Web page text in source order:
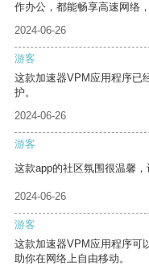
作办公，都能畅享高速网络
2024-06-26
游客
这款加速器VPM应用程序已
护。
2024-06-26
游客
这款app的社区氛围很温馨，
2024-06-26
游客
这款加速器VPM应用程序可
助你在网络上自由移动。